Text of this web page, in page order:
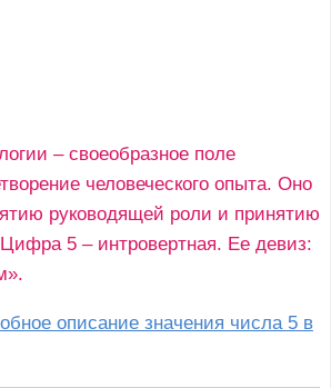
– своеобразное поле
человеческого опыта. Оно
руководящей роли и принятию
Цифра 5 – интровертная. Ее девиз:
описание значения числа 5 в